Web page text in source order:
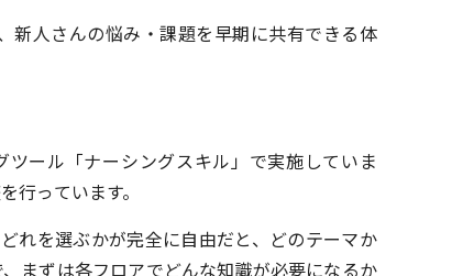
新人さんの悩み・課題を早期に共有できる体
ール「ナーシングスキル」で実施していま
行っています。
れを選ぶかが完全に自由だと、どのテーマか
まずは各フロアでどんな知識が必要になるか